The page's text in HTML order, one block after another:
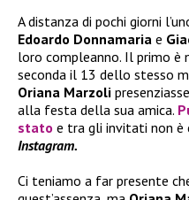
A distanza di pochi giorni
Edoardo Donnamaria e
loro compleanno. Il primo
seconda il 13 dello stesso
Oriana Marzoli
alla festa della sua amica.
stato e tra gli invitati non è
Instagram.
Ci teniamo a far presente